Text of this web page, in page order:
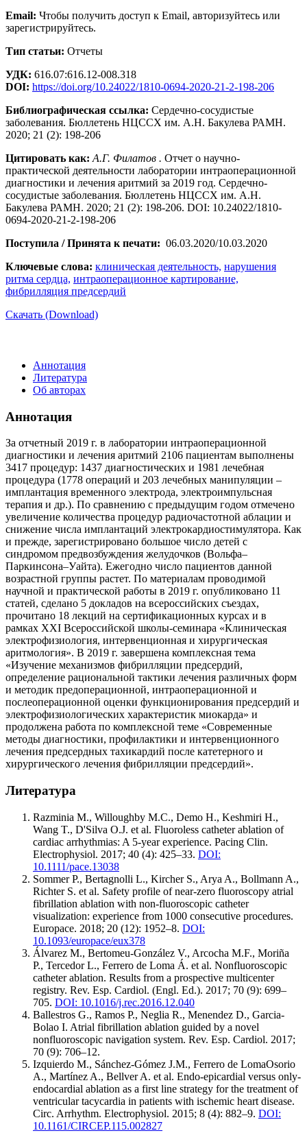
Email: Чтобы получить доступ к Email, авторизуйтесь или
зарегистрируйтесь.
Тип статьи: Отчеты
УДК: 616.07:616.12-008.318
DOI: https://doi.org/10.24022/1810-0694-2020-21-2-198-206
Библиографическая ссылка: Сердечно-сосудистые
заболевания. Бюллетень НЦССХ им. А.Н. Бакулева РАМН.
2020; 21 (2): 198-206
Цитировать как: А.Г. Филатов . Отчет о научно-
практической деятельности лаборатории интраоперационной
диагностики и лечения аритмий за 2019 год. Сердечно-
сосудистые заболевания. Бюллетень НЦССХ им. А.Н.
Бакулева РАМН. 2020; 21 (2): 198-206. DOI: 10.24022/1810-
0694-2020-21-2-198-206
Поступила / Принята к печати: 06.03.2020/10.03.2020
Ключевые слова: клиническая деятельность, нарушения
ритма сердца, интраоперационное картирование,
фибрилляция предсердий
Скачать (Download)
Аннотация
Литература
Об авторах
Аннотация
За отчетный 2019 г. в лаборатории интраоперационной
диагностики и лечения аритмий 2106 пациентам выполнены
3417 процедур: 1437 диагностических и 1981 лечебная
процедура (1778 операций и 203 лечебных манипуляции –
имплантация временного электрода, электроимпульсная
терапия и др.). По сравнению с предыдущим годом отмечено
увеличение количества процедур радиочастотной аблации и
снижение числа имплантаций электрокардиостимулятора. Как
и прежде, зарегистрировано большое число детей с
синдромом предвозбуждения желудочков (Вольфа–
Паркинсона–Уайта). Ежегодно число пациентов данной
возрастной группы растет. По материалам проводимой
научной и практической работы в 2019 г. опубликовано 11
статей, сделано 5 докладов на всероссийских съездах,
прочитано 18 лекций на сертификационных курсах и в
рамках XXI Всероссийской школы-семинара «Клиническая
электрофизиология, интервенционная и хирургическая
аритмология». В 2019 г. завершена комплексная тема
«Изучение механизмов фибрилляции предсердий,
определение рациональной тактики лечения различных форм
и методик предоперационной, интраоперационной и
послеоперационной оценки функционирования предсердий и
электрофизиологических характеристик миокарда» и
продолжена работа по комплексной теме «Современные
методы диагностики, профилактики и интервенционного
лечения предсердных тахикардий после катетерного и
хирургического лечения фибрилляции предсердий».
Литература
Razminia M., Willoughby M.C., Demo H., Keshmiri H.,
Wang T., D'Silva O.J. et al. Fluoroless catheter ablation of
cardiac arrhythmias: A 5-year experience. Pacing Clin.
Electrophysiol. 2017; 40 (4): 425–33. DOI:
10.1111/pace.13038
Sommer P., Bertagnolli L., Kircher S., Arya A., Bollmann A.,
Richter S. et al. Safety profile of near-zero fluoroscopy atrial
fibrillation ablation with non-fluoroscopic catheter
visualization: experience from 1000 consecutive procedures.
Europace. 2018; 20 (12): 1952–8. DOI:
10.1093/europace/eux378
Álvarez M., Bertomeu-González V., Arcocha M.F., Moriña
P., Tercedor L., Ferrero de Loma Á. et al. Nonfluoroscopic
catheter ablation. Results from a prospective multicenter
registry. Rev. Esp. Cardiol. (Engl. Ed.). 2017; 70 (9): 699–
705. DOI: 10.1016/j.rec.2016.12.040
Ballestros G., Ramos P., Neglia R., Menendez D., Garcia-
Bolao I. Atrial fibrillation ablation guided by a novel
nonfluoroscopic navigation system. Rev. Esp. Cardiol. 2017;
70 (9): 706–12.
Izquierdo M., Sánchez-Gómez J.M., Ferrero de LomaOsorio
A., Martínez A., Bellver A. et al. Endo-epicardial versus only-
endocardial ablation as a first line strategy for the treatment of
ventricular tacycardia in patients with ischemic heart disease.
Circ. Arrhythm. Electrophysiol. 2015; 8 (4): 882–9. DOI:
10.1161/CIRCEP.115.002827